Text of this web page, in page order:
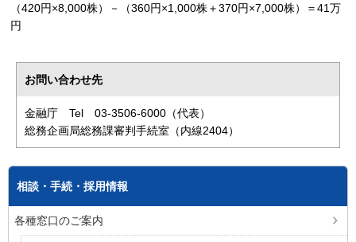
（420円×8,000株）－（360円×1,000株＋370円×7,000株）＝41万
円
お問い合わせ先
金融庁 Tel 03-3506-6000（代表）
総務企画局総務課審判手続室（内線2404）
相談・手続・採用情報
各種窓口のご案内